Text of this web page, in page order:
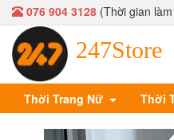
076 904 3128 (Thời gian
247Store
Thời Trang Nữ Thời